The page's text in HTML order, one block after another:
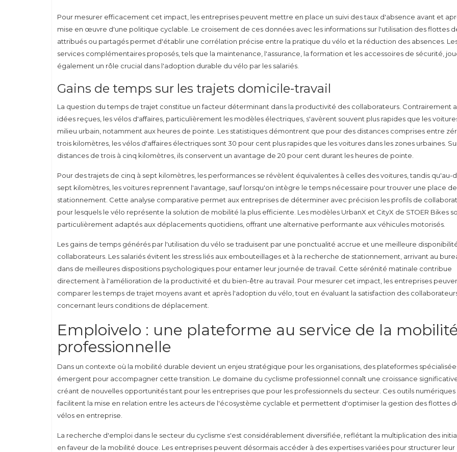
Pour mesurer efficacement cet impact, les entreprises peuvent mettre en place un suivi des taux d'absence avant et
mise en œuvre d'une politique cyclable. Le croisement de ces données avec les informations sur l'utilisation des flottes
attribués ou partagés permet d'établir une corrélation précise entre la pratique du vélo et la réduction des absences.
services complémentaires proposés, tels que la maintenance, l'assurance, la formation et les accessoires de sécurité,
également un rôle crucial dans l'adoption durable du vélo par les salariés.
Gains de temps sur les trajets domicile-travail
La question du temps de trajet constitue un facteur déterminant dans la productivité des collaborateurs. Contrairement
idées reçues, les vélos d'affaires, particulièrement les modèles électriques, s'avèrent souvent plus rapides que les
milieu urbain, notamment aux heures de pointe. Les statistiques démontrent que pour des distances comprises entre
trois kilomètres, les vélos d'affaires électriques sont 30 pour cent plus rapides que les voitures dans les zones urbaines.
distances de trois à cinq kilomètres, ils conservent un avantage de 20 pour cent durant les heures de pointe.
Pour des trajets de cinq à sept kilomètres, les performances se révèlent équivalentes à celles des voitures, tandis qu'au-
sept kilomètres, les voitures reprennent l'avantage, sauf lorsqu'on intègre le temps nécessaire pour trouver une place de
stationnement. Cette analyse comparative permet aux entreprises de déterminer avec précision les profils de
pour lesquels le vélo représente la solution de mobilité la plus efficiente. Les modèles UrbanX et CityX de STOER Bikes
particulièrement adaptés aux déplacements quotidiens, offrant une alternative performante aux véhicules motorisés.
Les gains de temps générés par l'utilisation du vélo se traduisent par une ponctualité accrue et une meilleure
collaborateurs. Les salariés évitent les stress liés aux embouteillages et à la recherche de stationnement, arrivant au
dans de meilleures dispositions psychologiques pour entamer leur journée de travail. Cette sérénité matinale contribue
directement à l'amélioration de la productivité et du bien-être au travail. Pour mesurer cet impact, les entreprises
comparer les temps de trajet moyens avant et après l'adoption du vélo, tout en évaluant la satisfaction des
concernant leurs conditions de déplacement.
Emploivelo : une plateforme au service de la mobilité
professionnelle
Dans un contexte où la mobilité durable devient un enjeu stratégique pour les organisations, des plateformes
émergent pour accompagner cette transition. Le domaine du cyclisme professionnel connaît une croissance
créant de nouvelles opportunités tant pour les entreprises que pour les professionnels du secteur. Ces outils numériques
facilitent la mise en relation entre les acteurs de l'écosystème cyclable et permettent d'optimiser la gestion des flottes
vélos en entreprise.
La recherche d'emploi dans le secteur du cyclisme s'est considérablement diversifiée, reflétant la multiplication des
en faveur de la mobilité douce. Les entreprises peuvent désormais accéder à des expertises variées pour structurer leur